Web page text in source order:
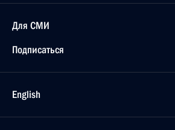
Для СМИ
Подписаться
English